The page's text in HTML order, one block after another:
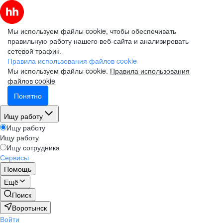
Мы используем файлы cookie, чтобы обеспечивать
правильную работу нашего веб-сайта и анализировать
сетевой трафик.
Правила использования файлов cookie
Мы используем файлы cookie. Правила использования
файлов cookie
Понятно
Ищу работу
Ищу работу
Ищу работу
Ищу сотрудника
Сервисы
Помощь
Ещё
Поиск
Воротынск
Войти